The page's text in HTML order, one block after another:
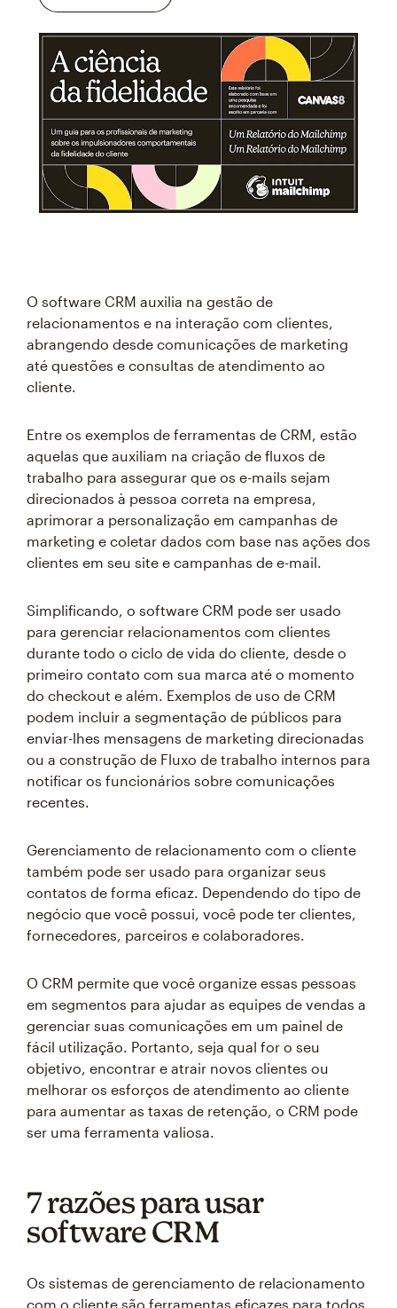
O software CRM auxilia na gestão de
relacionamentos e na interação com clientes,
abrangendo desde comunicações de marketing
até questões e consultas de atendimento ao
cliente.
Entre os exemplos de ferramentas de CRM, estão
aquelas que auxiliam na criação de fluxos de
trabalho para assegurar que os e-mails sejam
direcionados à pessoa correta na empresa,
aprimorar a personalização em campanhas de
marketing e coletar dados com base nas ações dos
clientes em seu site e campanhas de e-mail.
Simplificando, o software CRM pode ser usado
para gerenciar relacionamentos com clientes
durante todo o ciclo de vida do cliente, desde o
primeiro contato com sua marca até o momento
do checkout e além. Exemplos de uso de CRM
podem incluir a segmentação de públicos para
enviar-lhes mensagens de marketing direcionadas
ou a construção de Fluxo de trabalho internos para
notificar os funcionários sobre comunicações
recentes.
Gerenciamento de relacionamento com o cliente
também pode ser usado para organizar seus
contatos de forma eficaz. Dependendo do tipo de
negócio que você possui, você pode ter clientes,
fornecedores, parceiros e colaboradores.
O CRM permite que você organize essas pessoas
em segmentos para ajudar as equipes de vendas a
gerenciar suas comunicações em um painel de
fácil utilização. Portanto, seja qual for o seu
objetivo, encontrar e atrair novos clientes ou
melhorar os esforços de atendimento ao cliente
para aumentar as taxas de retenção, o CRM pode
ser uma ferramenta valiosa.
7 razões para usar
software CRM
Os sistemas de gerenciamento de relacionamento
com o cliente são ferramentas eficazes para todos